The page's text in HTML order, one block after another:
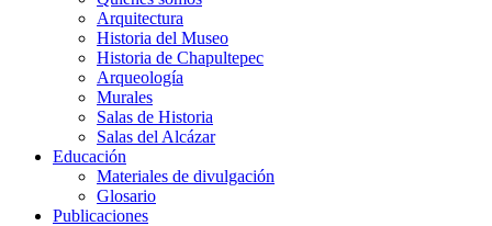
Arquitectura
Historia del Museo
Historia de Chapultepec
Arqueología
Murales
Salas de Historia
Salas del Alcázar
Educación
Materiales de divulgación
Glosario
Publicaciones